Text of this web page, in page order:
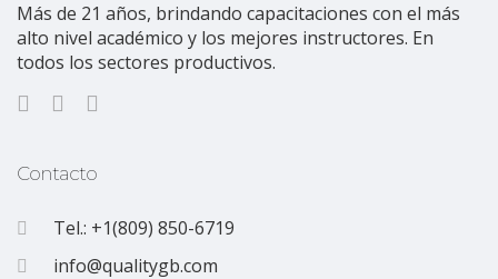
Más de 21 años, brindando capacitaciones con el más
alto nivel académico y los mejores instructores. En
todos los sectores productivos.
Contacto
Tel.: +1(809) 850-6719
info@qualitygb.com